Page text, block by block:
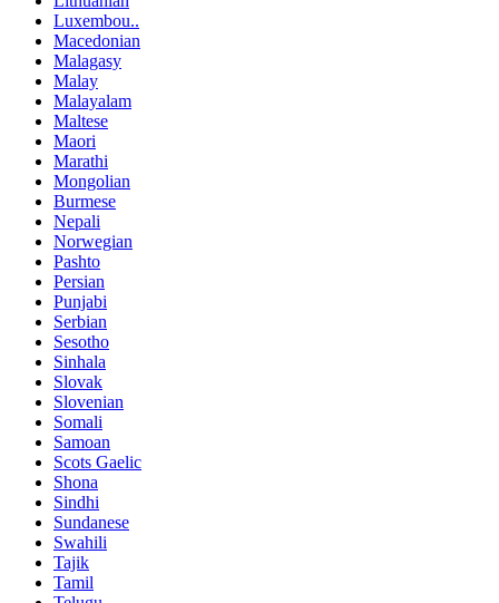
Luxembou..
Macedonian
Malagasy
Malay
Malayalam
Maltese
Maori
Marathi
Mongolian
Burmese
Nepali
Norwegian
Pashto
Persian
Punjabi
Serbian
Sesotho
Sinhala
Slovak
Slovenian
Somali
Samoan
Scots Gaelic
Shona
Sindhi
Sundanese
Swahili
Tajik
Tamil